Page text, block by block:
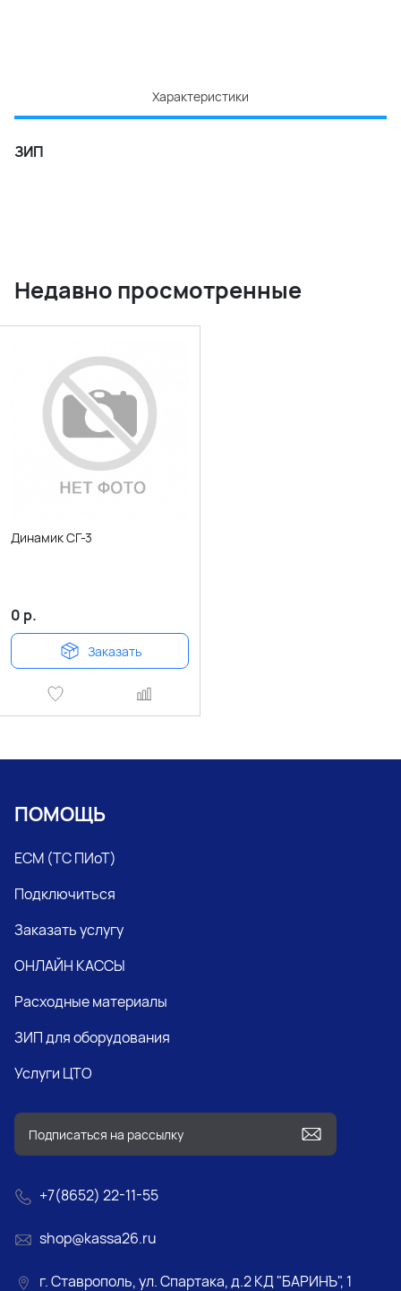
Характеристики
ЗИП
Недавно просмотренные
Динамик СГ-3
0 р.
Заказать
ПОМОЩЬ
ЕСМ (ТС ПИоТ)
Подключиться
Заказать услугу
ОНЛАЙН КАССЫ
Расходные материалы
ЗИП для оборудования
Услуги ЦТО
+7(8652) 22-11-55
shop@kassa26.ru
г. Ставрополь, ул. Спартака, д.2 КД "БАРИНЪ", 1